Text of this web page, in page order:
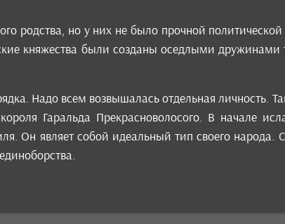
родства, но у них не было прочной
княжества были созданы оседлыми дружинами
Надо всем возвышалась отдельная личность.
Гаральда Прекрасноволосого. В начале
Он являет собой идеальный тип своего народа.